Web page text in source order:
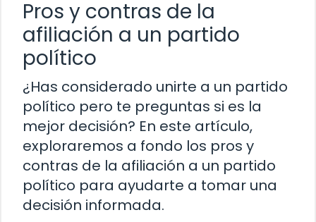
Pros y contras de la
afiliación a un partido
político
¿Has considerado unirte a un partido
político pero te preguntas si es la
mejor decisión? En este artículo,
exploraremos a fondo los pros y
contras de la afiliación a un partido
político para ayudarte a tomar una
decisión informada.